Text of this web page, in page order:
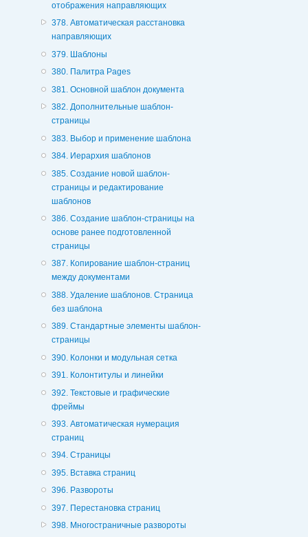
отображения направляющих
378. Автоматическая расстановка
направляющих
379. Шаблоны
380. Палитра Pages
381. Основной шаблон документа
382. Дополнительные шаблон-
страницы
383. Выбор и применение шаблона
384. Иерархия шаблонов
385. Создание новой шаблон-
страницы и редактирование
шаблонов
386. Создание шаблон-страницы на
основе ранее подготовленной
страницы
387. Копирование шаблон-страниц
между документами
388. Удаление шаблонов. Страница
без шаблона
389. Стандартные элементы шаблон-
страницы
390. Колонки и модульная сетка
391. Колонтитулы и линейки
392. Текстовые и графические
фреймы
393. Автоматическая нумерация
страниц
394. Страницы
395. Вставка страниц
396. Развороты
397. Перестановка страниц
398. Многостраничные развороты